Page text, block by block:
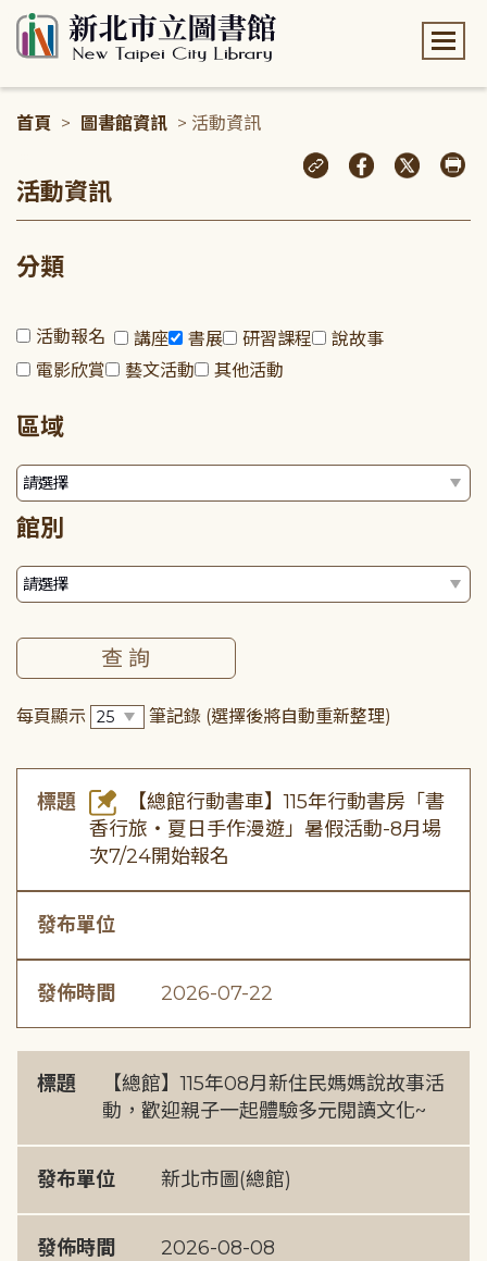
首頁 > 圖書館資訊 > 活動資訊
活動資訊
分類
活動報名 講座 書展 研習課程
說故事
電影欣賞
藝文活動 其他活動
區域
館別
每頁顯示 筆記錄 (選擇後將自動重新整理)
標題
【總館行動書車】115年行動書房「書
香行旅・夏日手作漫遊」暑假活動-8月場
次7/24開始報名
發布單位
發佈時間 2026-07-22
標題
【總館】115年08月新住民媽媽說故事活
動，歡迎親子一起體驗多元閱讀文化~
發布單位 新北市圖(總館)
發佈時間 2026-08-08